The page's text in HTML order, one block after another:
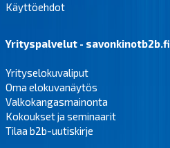
Käyttöehdot
Yrityspalvelut - savonkinotb2b.fi
Yrityselokuvaliput
Oma elokuvanäytös
Valkokangasmainonta
Kokoukset ja seminaarit
Tilaa b2b-uutiskirje